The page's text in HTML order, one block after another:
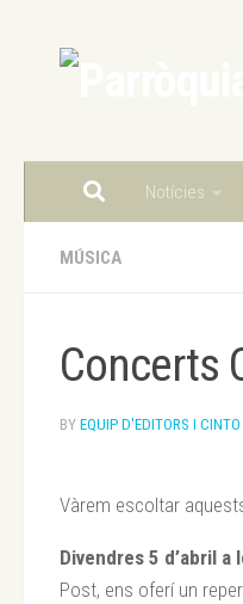
Notícies
MÚSICA
Concerts
BY EQUIP D'EDITORS I CINTO
Vàrem escoltar
Divendres 5 d’abril a
Post, ens oferí un